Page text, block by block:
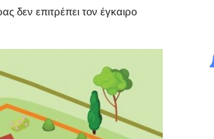
δεν επιτρέπει τον έγκαιρο